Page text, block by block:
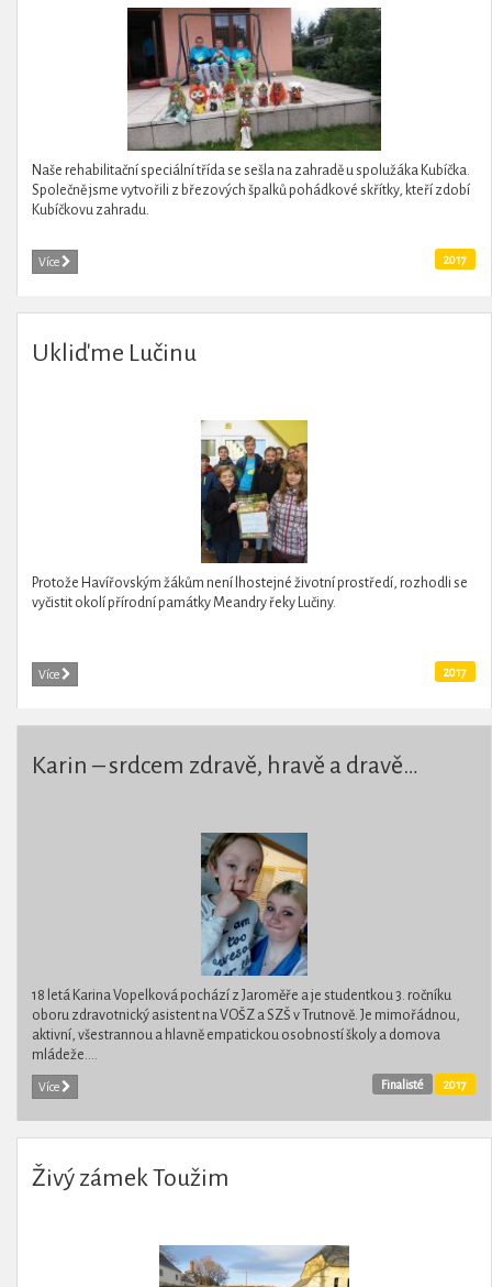
Naše rehabilitační speciální třída se sešla na zahradě u spolužáka Kubíčka.
Společně jsme vytvořili z březových špalků pohádkové skřítky, kteří zdobí
Kubíčkovu zahradu.
Více 2017
Ukliďme Lučinu
Protože Havířovským žákům není lhostejné životní prostředí, rozhodli se
vyčistit okolí přírodní památky Meandry řeky Lučiny.
Více 2017
Karin – srdcem zdravě, hravě a dravě…
18 letá Karina Vopelková pochází z Jaroměře a je studentkou 3. ročníku
oboru zdravotnický asistent na VOŠZ a SZŠ v Trutnově. Je mimořádnou,
aktivní, všestrannou a hlavně empatickou osobností školy a domova
mládeže....
Více 2017
Finalisté
Živý zámek Toužim